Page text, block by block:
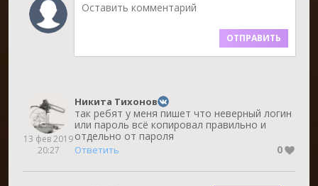
ОТПРАВИТЬ
13 фев 2019
20:27
Никита Тихонов
так ребят у меня пишет что неверный логин
или пароль всё копировал правильно и
отдельно от пароля
Ответить 0